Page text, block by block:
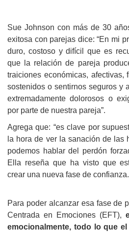
Sue Johnson con más de 30
exitosa con parejas dice: “En mi
duro, costoso y difícil que es
que la relación de pareja
traiciones económicas, afectivas,
sostenidos o sentirnos seguros y
extremadamente dolorosos o
por parte de nuestra pareja”.
Agrega que: “es clave por
la hora de ver la sanación de las
podemos hablar del perdón
Ella reseña que ha visto que
crear una nueva fase de confianza.
Para poder alcanzar esa fase de
Centrada en Emociones (EFT),
emocionalmente, todo lo que